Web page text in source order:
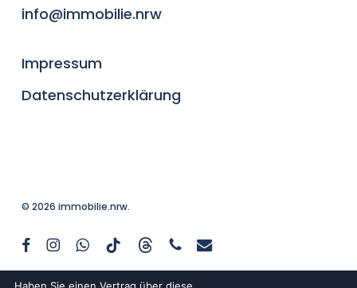
info@immobilie.nrw
Impressum
Datenschutzerklärung
© 2026 immobilie.nrw.
facebookinstagramwhatsapp
tiktok threadsphoneemail